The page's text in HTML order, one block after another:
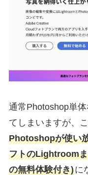
通常Photoshop単
てしまいますが、
Photoshopが使い
フトのLightroom
の無料体験付き)に